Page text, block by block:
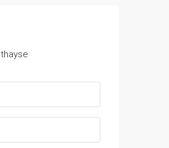
thayse